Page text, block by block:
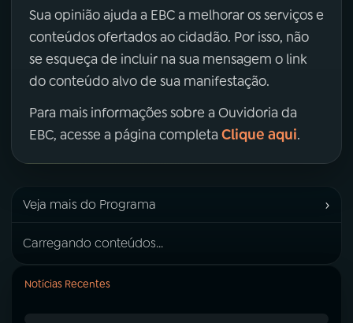
Sua opinião ajuda a EBC a melhorar os serviços e
conteúdos ofertados ao cidadão. Por isso, não
se esqueça de incluir na sua mensagem o link
do conteúdo alvo de sua manifestação.
Para mais informações sobre a Ouvidoria da
EBC, acesse a página completa Clique aqui.
Veja mais do Programa ›
Carregando conteúdos...
Notícias Recentes